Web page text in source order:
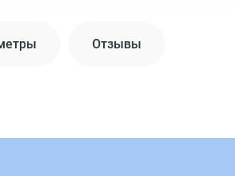
Отзывы